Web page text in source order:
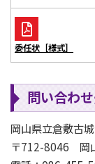
委任状［様式］
問い合わ
岡山県立倉敷古
〒712-8046 岡